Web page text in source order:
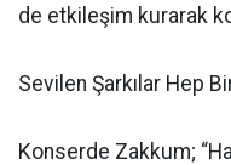
de etkileşim kurarak
Sevilen Şarkılar Hep
Konserde Zakkum;